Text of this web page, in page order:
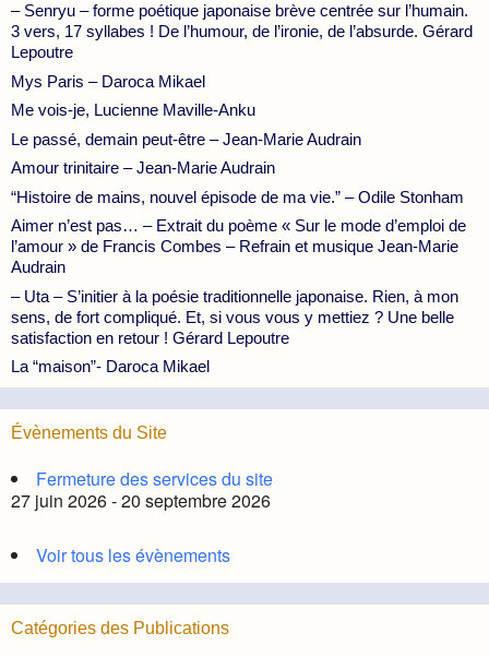
– Senryu – forme poétique japonaise brève centrée sur l’humain.
3 vers, 17 syllabes ! De l’humour, de l’ironie, de l’absurde. Gérard
Lepoutre
Mys Paris – Daroca Mikael
Me vois-je, Lucienne Maville-Anku
Le passé, demain peut-être – Jean-Marie Audrain
Amour trinitaire – Jean-Marie Audrain
“Histoire de mains, nouvel épisode de ma vie.” – Odile Stonham
Aimer n’est pas… – Extrait du poème « Sur le mode d’emploi de
l’amour » de Francis Combes – Refrain et musique Jean-Marie
Audrain
– Uta – S’initier à la poésie traditionnelle japonaise. Rien, à mon
sens, de fort compliqué. Et, si vous vous y mettiez ? Une belle
satisfaction en retour ! Gérard Lepoutre
La “maison”- Daroca Mikael
Évènements du Site
Fermeture des services du site
27 juin 2026 - 20 septembre 2026
Voir tous les évènements
Catégories des Publications